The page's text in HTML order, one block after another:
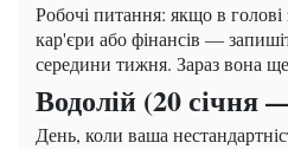
Робочі питання: якщо в голові
кар'єри або фінансів —
середини тижня. Зараз вона ще
Водолій (20 січня
День, коли ваша